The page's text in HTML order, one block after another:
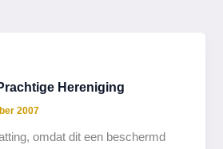
Hereniging
2007
omdat dit een beschermd